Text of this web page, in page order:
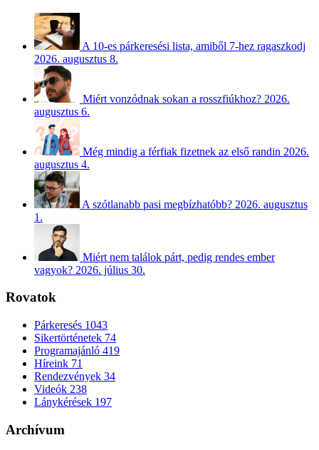
A 10-es párkeresési lista, amiből 7-hez ragaszkodj
2026. augusztus 8.
Miért vonzódnak sokan a rosszfiúkhoz? 2026.
augusztus 6.
Még mindig a férfiak fizetnek az első randin 2026.
augusztus 4.
A szótlanabb pasi megbízhatóbb? 2026. augusztus
1.
Miért nem találok párt, pedig rendes ember
vagyok? 2026. július 30.
Rovatok
Párkeresés 1043
Sikertörténetek 74
Programajánló 419
Híreink 71
Rendezvények 34
Videók 238
Lánykérések 197
Archívum